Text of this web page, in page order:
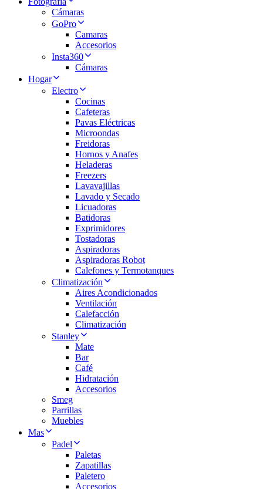
Cámaras
GoPro
Camaras
Accesorios
Insta360
Cámaras
Hogar
Electro
Cocinas
Cafeteras
Pavas Eléctricas
Microondas
Freidoras
Hornos y Anafes
Heladeras
Freezers
Lavavajillas
Lavado y Secado
Licuadoras
Batidoras
Exprimidores
Tostadoras
Aspiradoras
Aspiradoras Robot
Calefones y Termotanques
Climatización
Aires Acondicionados
Ventilación
Calefacción
Climatización
Stanley
Mate
Bar
Café
Hidratación
Accesorios
Smeg
Parrillas
Muebles
Mas
Padel
Paletas
Zapatillas
Paletero
Accesorios